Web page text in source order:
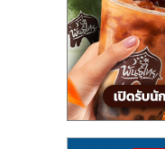
ปรึกษา
แฟ